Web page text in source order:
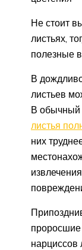
Не стоит
листьях,
полезные
В
листьев
В обычный
листья
них
проросшие
нарциссов